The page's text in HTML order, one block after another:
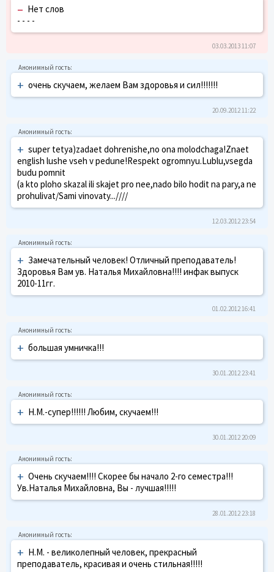
– Нет слов
- - - -
03.03.2013 11:07
+ очень скучаем, желаем Вам здоровья и сил!!!!!!!
20.09.2012 11:22
+ super tetya)zadaet dohrenishe,no ona molodchaga!Znaet
english lushe vseh v pedune!Respekt ogromnyu.Lublu,vsegda
budu pomnit
(a kto ploho skazal ili skajet pro nee,nado bilo hodit na pary,a ne
prohulivat/Sami vinovaty...////
12.03.2012 23:54
+ Замечательный человек! Отличный преподаватель!
Здоровья Вам ув. Наталья Михайловна!!!! инфак выпуск
2010-11гг.
01.02.2012 16:41
+ большая умничка!!!
30.01.2012 23:41
+ Н.М.-супер!!!!!! Любим, скучаем!!!
30.01.2012 20:09
+ Очень скучаем!!!! Скорее бы начало 2-го семестра!!!
Ув.Наталья Михайловна, Вы - лучшая!!!!!
28.01.2012 23:18
+ Н.М. - великолепный человек, прекрасный
преподаватель, красивая и очень стильная!!!!!